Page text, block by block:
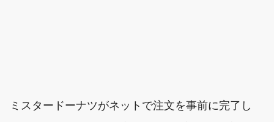
ミスタードーナツがネットで注文を事前に完了し